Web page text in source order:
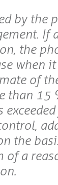
by the
If
the
when it
of
than 15
the
a